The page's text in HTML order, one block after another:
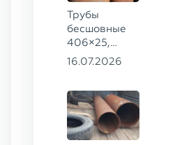
Трубы
бесшовные
406×25,
325×20,
09Г2С
16.07.2026